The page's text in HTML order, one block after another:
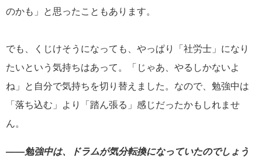
のかも」と思ったこともあります。
でも、くじけそうになっても、やっぱり「社労士」になり
たいという気持ちはあって。「じゃあ、やるしかないよ
ね」と自分で気持ちを切り替えました。なので、勉強中は
「落ち込む」より「踏ん張る」感じだったかもしれませ
ん。
――勉強中は、ドラムが気分転換になっていたのでしょう